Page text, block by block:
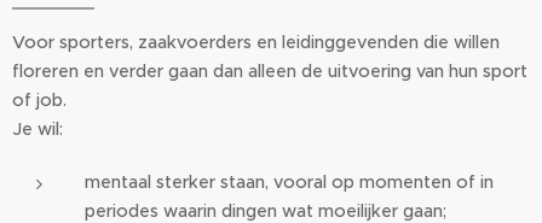
Voor sporters, zaakvoerders en leidinggevenden die willen
floreren en verder gaan dan alleen de uitvoering van hun sport
of job.
Je wil:
mentaal sterker staan, vooral op momenten of in
periodes waarin dingen wat moeilijker gaan;